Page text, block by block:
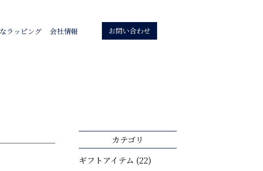
ラッピング 会社情報 お問い合わせ
カテゴリ
ギフトアイテム (22)